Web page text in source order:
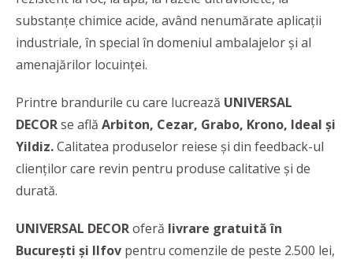
substanțe chimice acide, având nenumărate aplicații
industriale, în special în domeniul ambalajelor și al
amenajărilor locuinței.
Printre brandurile cu care lucrează UNIVERSAL
DECORse află Arbiton, Cezar, Grabo, Krono, Ideal și
Yildiz.Calitatea produselor reiese și din feedback-ul
clienților care revin pentru produse calitative și de
durată.
UNIVERSAL DECORoferă livrare gratuită în
București și Ilfov pentru comenzile de peste 2.500 lei,